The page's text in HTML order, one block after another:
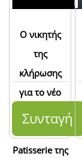
Ο νικητής
της
κλήρωσης
για το νέο
Minipimer
Patisserie της
Συνταγή